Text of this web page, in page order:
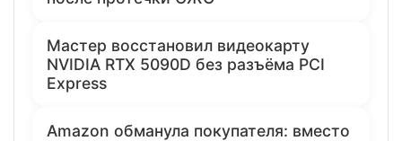
Мастер восстановил видеокарту
NVIDIA RTX 5090D без разъёма PCI
Express
Amazon обманула покупателя: вместо